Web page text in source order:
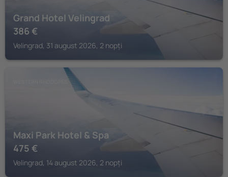
Grand Hotel Velingrad
386 €
Velingrad, 31 august 2026, 2 nopți
Maxi Park Hotel & Spa
475 €
Velingrad, 14 august 2026, 2 nopți